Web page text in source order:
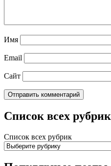
Имя
Email
Сайт
Список всех рубрик
Список всех рубрик